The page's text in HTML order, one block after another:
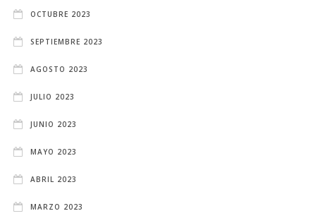
OCTUBRE 2023
SEPTIEMBRE 2023
AGOSTO 2023
JULIO 2023
JUNIO 2023
MAYO 2023
ABRIL 2023
MARZO 2023